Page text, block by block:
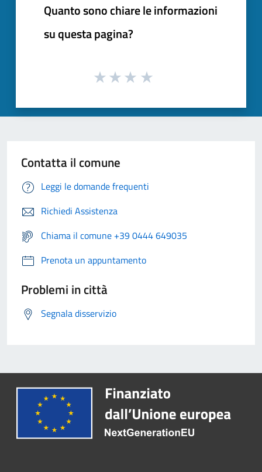
Quanto sono chiare le informazioni
su questa pagina?
Contatta il comune
Leggi le domande frequenti
Richiedi Assistenza
Chiama il comune +39 0444 649035
Prenota un appuntamento
Problemi in città
Segnala disservizio